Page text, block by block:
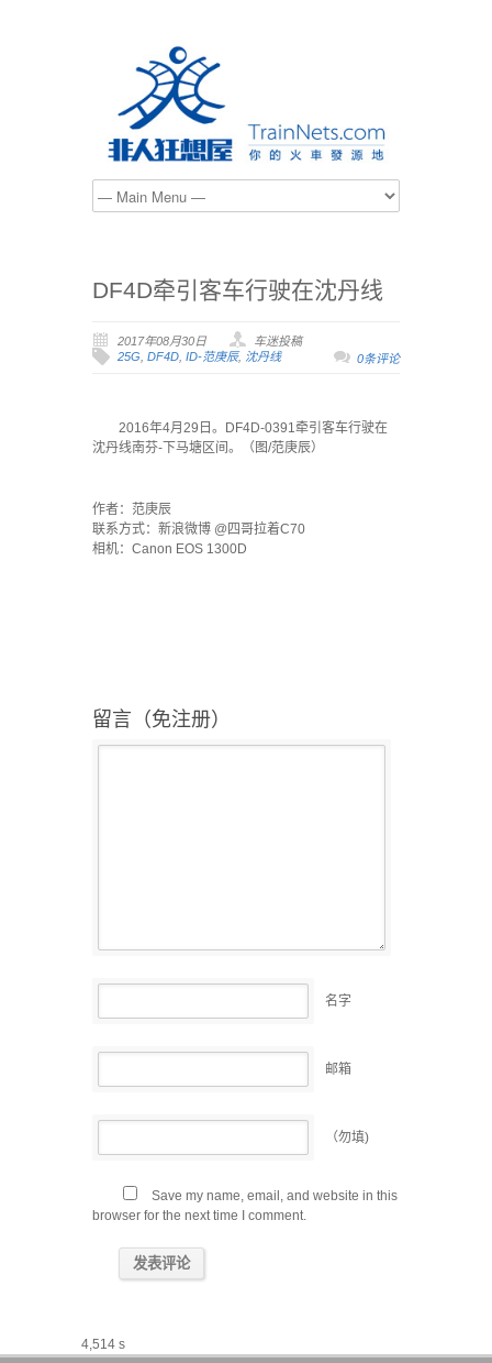
DF4D牵引客车行驶在沈丹线
2017年08月30日
车迷投稿
25G, DF4D, ID-范庚辰, 沈丹线 0条评论
2016年4月29日。DF4D-0391牵引客车行驶在
沈丹线南芬-下马塘区间。（图/范庚辰）
作者：范庚辰
联系方式：新浪微博 @四哥拉着C70
相机：Canon EOS 1300D
留言（免注册）
名字
邮箱
（勿填)
Save my name, email, and website in this
browser for the next time I comment.
4,514 s